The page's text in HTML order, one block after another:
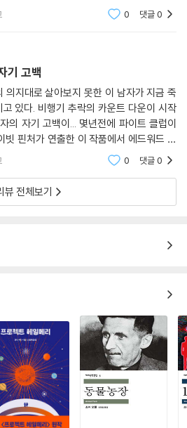
그지없다. 원래 트럭운전사 출신 중에는 천
0 댓글0
기 고백
의지대로 살아보지 못한 이 남자가 지금 죽
트 다운이 시작
를 연기했고, 브래드 피트는 외판원으로
0 댓글0
뷰 전체보기